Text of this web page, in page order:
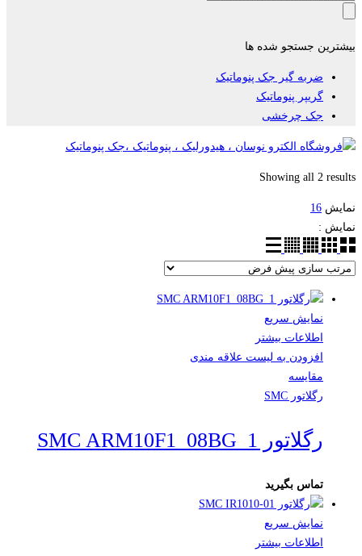
بیشترین جستجو شده ها
ضربه گیر جک پنوماتیک
گریپر پنوماتیک
جک چرخشی
Showing all 2 results
نمایش 16
نمایش :
نمایش سریع
اطلاعات بیشتر
افزودن به لیست علاقه مندی
مقایسه
رگلاتور SMC
رگلاتور SMC ARM10F1_08BG_1
تماس بگیرید
نمایش سریع
اطلاعات بیشتر